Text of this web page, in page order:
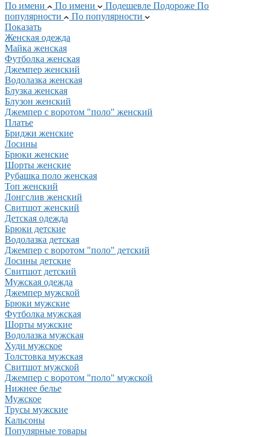
По имени По имени Подешевле Подороже По
популярности
По популярности
Показать
Женская одежда
Майка женская
Футболка женская
Джемпер женский
Водолазка женская
Блузка женская
Блузон женский
Джемпер с воротом "поло" женский
Платье
Бриджи женские
Лосины
Брюки женские
Шорты женские
Рубашка поло женская
Топ женский
Лонгслив женский
Свитшот женский
Детская одежда
Брюки детские
Водолазка детская
Джемпер с воротом "поло" детский
Лосины детские
Свитшот детский
Мужская одежда
Джемпер мужской
Брюки мужские
Футболка мужская
Шорты мужские
Водолазка мужская
Худи мужское
Толстовка мужская
Свитшот мужской
Джемпер с воротом "поло" мужской
Нижнее белье
Мужское
Трусы мужские
Кальсоны
Популярные товары